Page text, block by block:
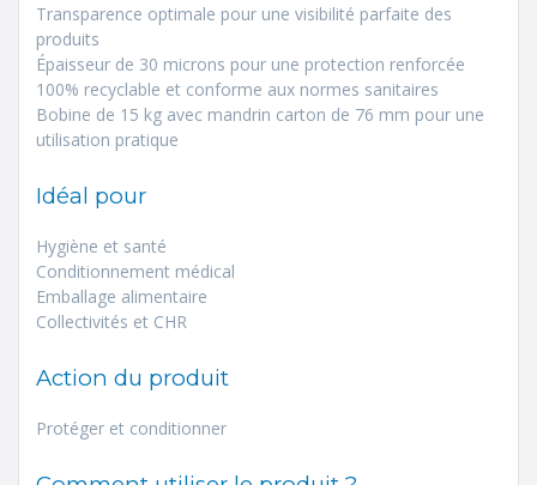
Transparence optimale pour une visibilité parfaite des
produits
Épaisseur de 30 microns pour une protection renforcée
100% recyclable et conforme aux normes sanitaires
Bobine de 15 kg avec mandrin carton de 76 mm pour une
utilisation pratique
Idéal pour
Hygiène et santé
Conditionnement médical
Emballage alimentaire
Collectivités et CHR
Action du produit
Protéger et conditionner